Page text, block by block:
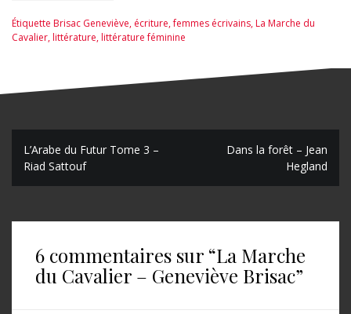
Étiquette Brisac Geneviève, écriture,femmes écrivains,La Marche du
Cavalier,littérature,littérature féminine
N
a
L’Arabe du Futur Tome 3 –
Riad Sattouf
Dans la forêt – Jean
Hegland
6 commentaires sur “La Marche
du Cavalier – Geneviève Brisac”